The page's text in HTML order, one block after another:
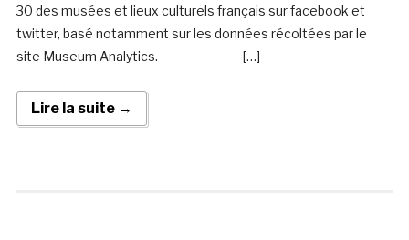
30 des musées et lieux culturels français sur facebook et
twitter, basé notamment sur les données récoltées par le
site Museum Analytics. […]
Lire la suite →